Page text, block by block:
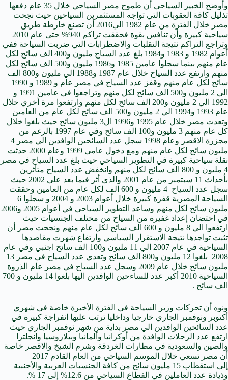
وأوضح الخبير السياحي أن طموح مصر السياحي خلال 35 عام دفعها
تذليل كافة العقوبات التي تواجه المستثمرين السياحين حيث نجحت
مصر خلال الفترة من عام 1982 الي2016 أن تصنع خارطة طريق
سياحية كبيرة وأن تنافس بقوة فحققت تراكم 940% حتى عام 2010
وتراجع التراكم نتيجة التقلبات والاضطرابات التي ضربت السياحة ففي
أعوام 1982 و 1983 و1984 بلغ عدد السياح مليون و400 الف سائح لكل
عام منهم بينما سجلوا عامين 1985 و1986 مليون و500 الف سائح لكل
منهم وارتفع عدد السياح خلال عام 1987 و1988 الي مليون و800 الف
سائح لكل عام منهم وقفز عدد السياح في مصر عام و 1989 و 1990
الي 2 مليون و500 الف سائح لكل منهم وتراجعوا في عامين 1991 و
1992 الي 2 مليون و200 الف سائح لكل منهم وارتفعوا مرة أخري خلال
عام 1993 و1994 الي 2 مليون و500 الف سائح لكل عام من العامين
وتعدت مصر خلال عام 1995 و1996 ال3 مليون سائح حيث بلغوا خلال
كل عام منهم 3 مليون و100 الف سائح وفي عام 1997 بالرغم من
مجزرة الاقصر وعام 1998 سجل عدد السائحين الوافدين الي مصر 4
مليون سائح لكل عام منهم ومع دخول عامي 1999 وعام 2000 حدثت
نقلة سياحية كبيرة في التطوير السياحي حيث بلغ عدد السياح في مصر
4 مليون و 800 الف سائح لكل منهم وانخفض عدد السياح متأثرين
بأحداث 11 سبتمبر من عام 2001 والذي أثر فيما بعد علي 2002 حيث
سجل عدد السياح 4 مليون و 600 الف لكل عام من العامين وحققت
السياحة المصرية قفزة كبيرة خلال أعوام 2003 و 2004 و سجلوا 6
مليون سائح لكل منهم وساعد التطوير السياحي في أعوام 2005 و2006
في احتضان إعداد غفيرة من السياح من مختلف الجنسيات حيث
ارتفعوا الي 8 مليون و 600 الف سائح لكل عام منهم ونجحت مصر أن
تثبت تواجدها نتيجة الاستقرار السياسي وارتفاع شهرت مقاصدها
السياحية في عام 2007 الي 11 مليون و100 الف سائح اجنبي وفي عام
2008 بلغوا 12 مليون و800 الف سائح وتعدي عدد السياح في مصر 13
مليون سائح خلال عام 2009 وسجل عدد السياح في مصر عام الذروة
السياحية 2010 أكبر عدد للساءحين الوافدين اليها بلغوا 14 مليون و 700
الف سائح .
ونوه أن تحركات وزير السياحة في الفترة الأخيرة خاصة في شهري
أكتوبر ونوفمبر الجاري خارجيا وداخليا ترتب عليها انفراجة كبيرة في
عدد السائحين الوافدين الي مصر بداية من شهر نوفمبر الجاري حيث
ارتفع عدد الرحلات الوافدة من أوكرانيا وألمانيا وبيلاروسيا وانجلترا
والصين والسعودية في مطارات الغردقة وشرم الشيخ والاقصر خاصة
أن مصر تسعي خلال الموسم السياحي من العام القادم 2017
إلى استقطاب 15 مليون سائح من كافة الجنسيات العربية والأجنبية
وذيادة عدد العاملين في القطاع السياحي من 12.6% إلى 17 %.